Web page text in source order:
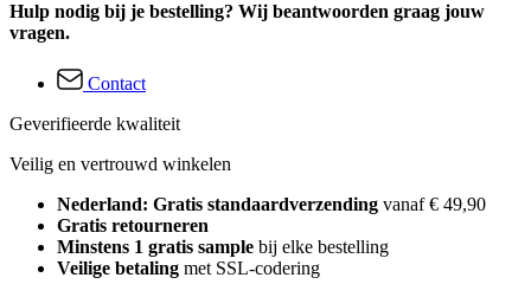
Hulp nodig bij je bestelling? Wij beantwoorden graag jouw
vragen.
Contact
Geverifieerde kwaliteit
Veilig en vertrouwd winkelen
Nederland: Gratis standaardverzending vanaf € 49,90
Gratis retourneren
Minstens 1 gratis sample bij elke bestelling
Veilige betaling met SSL-codering